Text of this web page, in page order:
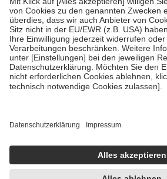
Um das Engagement der Versicherten für
stärken und die besondere Stellung der
fallenkeine Zuzahlungen an bei:
• Kindern und Jugendlichen bis zum
mit Ausnahme der Fahrkosten
• Untersuchungen zur Vorsorge und
GKV getragen werden
• empfohlenen Schutzimpfungen
Wir nutzen Trusted Shops als
getroffen, um sicherzustellen, dass es sich
handelt. Mehr Informationen findest du
https://help.etrusted.com/hc/de/articles/